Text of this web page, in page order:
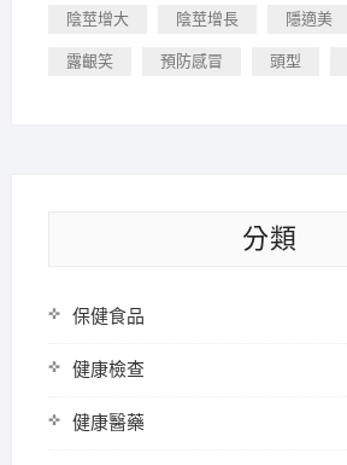
陰莖增大 陰莖增長 隱適美
露齦笑 預防感冒 頭型
分類
保健食品
健康檢查
健康醫藥